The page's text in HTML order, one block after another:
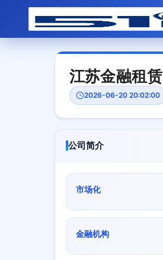
江苏金融租赁
2026-06-20 20:02:00
公司简介
市场化
金融机构